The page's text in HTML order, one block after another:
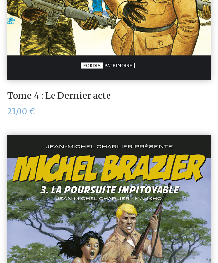
Tome 4 : Le Dernier acte
23,00 €